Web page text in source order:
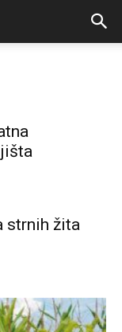
strnih žita